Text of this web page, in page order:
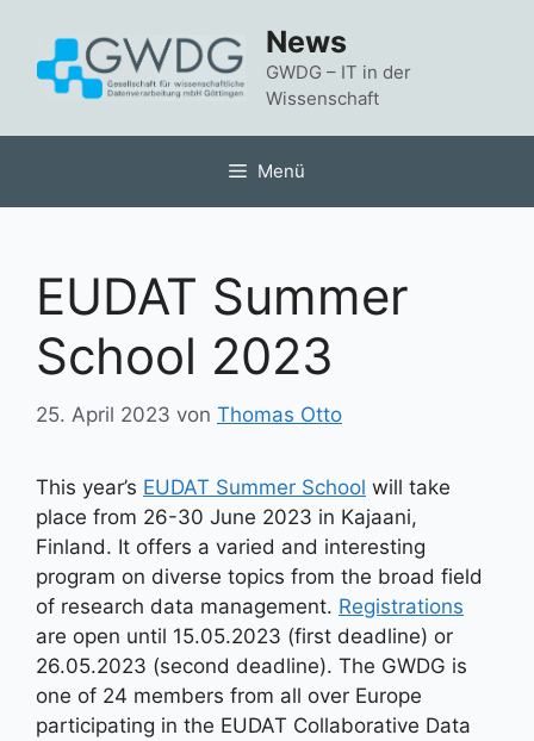
springen
News
GWDG – IT in der
Wissenschaft
Menü
EUDAT Summer
School 2023
25. April 2023 von Thomas Otto
This year’s EUDAT Summer School will take
place from 26-30 June 2023 in Kajaani,
Finland. It offers a varied and interesting
program on diverse topics from the broad field
of research data management. Registrations
are open until 15.05.2023 (first deadline) or
26.05.2023 (second deadline). The GWDG is
one of 24 members from all over Europe
participating in the EUDAT Collaborative Data